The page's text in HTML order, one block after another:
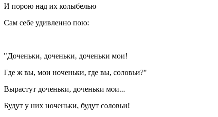
И порою над их колыбелью
Сам себе удивленно пою:
"Доченьки, доченьки, доченьки мои!
Где ж вы, мои ноченьки, где вы, соловьи?"
Вырастут доченьки, доченьки мои...
Будут у них ноченьки, будут соловьи!